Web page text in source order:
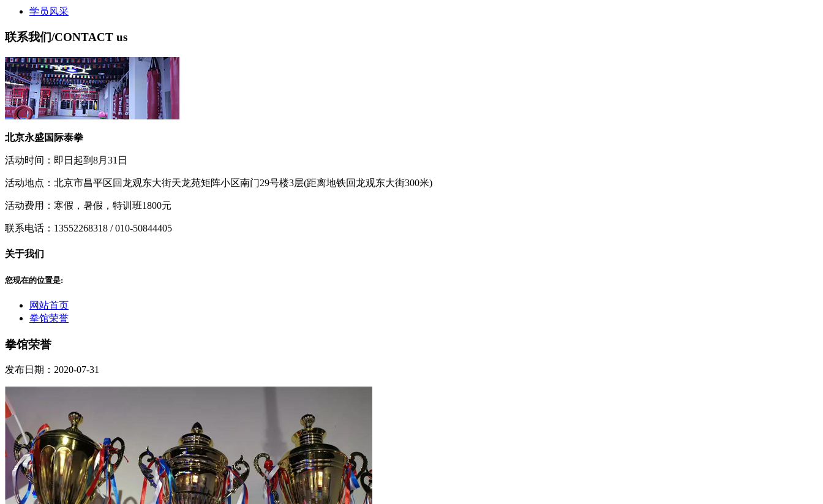
学员风采
联系我们/CONTACT us
北京永盛国际泰拳
活动时间：即日起到8月31日
活动地点：北京市昌平区回龙观东大街天龙苑矩阵小区南门29号楼3层(距离地铁回龙观东大街300米)
活动费用：寒假，暑假，特训班1800元
联系电话：13552268318 / 010-50844405
关于我们
您现在的位置是:
网站首页
拳馆荣誉
拳馆荣誉
发布日期：2020-07-31